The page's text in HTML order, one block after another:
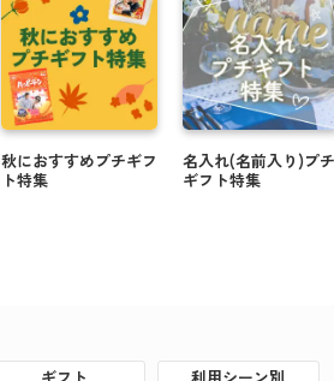
秋におすすめプチギフ
ト特集
名入れ(名前入り)プチ
ギフト特集